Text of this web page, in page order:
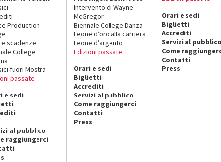
Production
e scadenze
College
fuori Mostra
passate
e sedi
al pubblico
raggiungerci
Intervento di Wayne
McGregor
Biennale College Danza
Leone d’oro alla carriera
Leone d’argento
Edizioni passate
Orari e sedi
Biglietti
Accrediti
Servizi al pubblico
Come raggiungerci
Contatti
Press
Orari e sedi
Biglietti
Accrediti
Servizi al pubblico
Come
Contatti
Press